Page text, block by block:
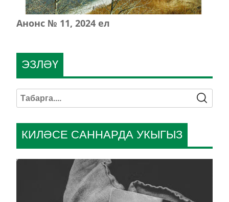
Анонс № 11, 2024 ел
КИЛӘСЕ САННАРДА УКЫГЫЗ
ЭЗЛӘҮ